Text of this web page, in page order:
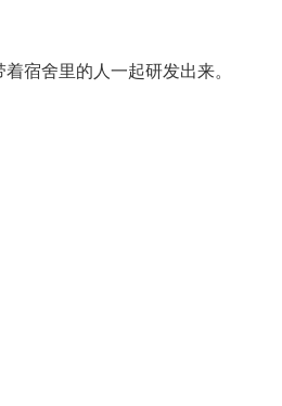
宿舍里的人一起研发出来。